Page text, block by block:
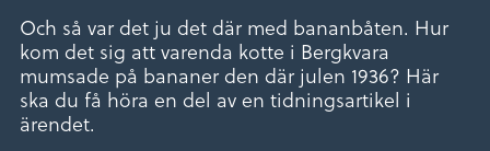
Och så var det ju det där med bananbåten. Hur
kom det sig att varenda kotte i Bergkvara
mumsade på bananer den där julen 1936? Här
ska du få höra en del av en tidningsartikel i
ärendet.